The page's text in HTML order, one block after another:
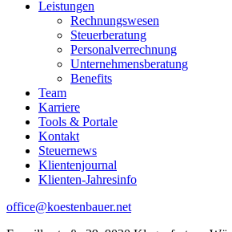
Leistungen
Rechnungswesen
Steuerberatung
Personalverrechnung
Unternehmensberatung
Benefits
Team
Karriere
Tools & Portale
Kontakt
Steuernews
Klientenjournal
Klienten-Jahresinfo
office@koestenbauer.net